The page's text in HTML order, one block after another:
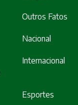
Outros Fatos
Nacional
Internacional
Esportes